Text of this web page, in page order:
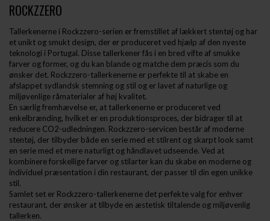
ROCKZZERO
Tallerkenerne i Rockzzero-serien er fremstillet af lækkert stentøj og har
et unikt og smukt design, der er produceret ved hjælp af den nyeste
teknologi i Portugal. Disse tallerkener fås i en bred vifte af smukke
farver og former, og du kan blande og matche dem præcis som du
ønsker det. Rockzzero-tallerkenerne er perfekte til at skabe en
afslappet sydlandsk stemning og stil og er lavet af naturlige og
miljøvenlige råmaterialer af høj kvalitet.
En særlig fremhævelse er, at tallerkenerne er produceret ved
enkelbrænding, hvilket er en produktionsproces, der bidrager til at
reducere CO2-udledningen. Rockzzero-servicen består af moderne
stentøj, der tilbyder både en serie med et stilrent og skarpt look samt
en serie med et mere naturligt og håndlavet udseende. Ved at
kombinere forskellige farver og stilarter kan du skabe en moderne og
individuel præsentation i din restaurant, der passer til din egen unikke
stil.
Samlet set er Rockzzero-tallerkenerne det perfekte valg for enhver
restaurant, der ønsker at tilbyde en æstetisk tiltalende og miljøvenlig
tallerken.